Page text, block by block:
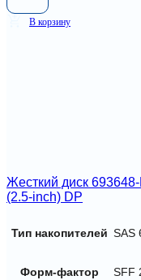
В корзину
Жесткий диск
(2.5-inch) DP
Тип накопителей SAS
Форм-фактор SFF